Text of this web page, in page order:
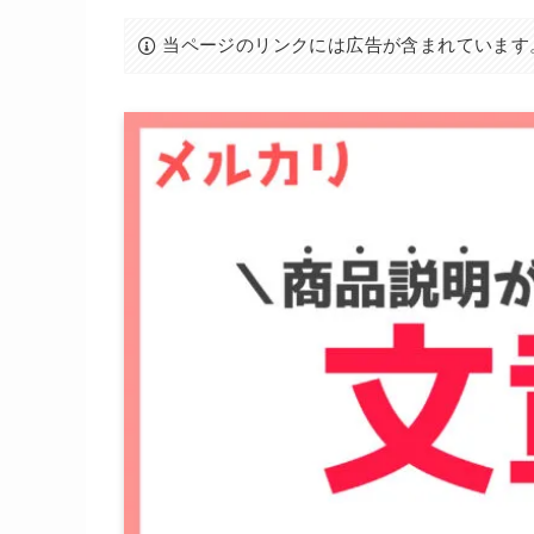
当ページのリンクには広告が含まれています